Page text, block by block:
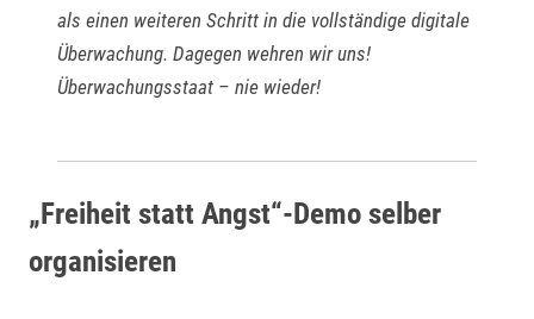
als einen weiteren Schritt in die vollständige digitale
Überwachung. Dagegen wehren wir uns!
Überwachungsstaat – nie wieder!
„Freiheit statt Angst“-Demo selber
organisieren